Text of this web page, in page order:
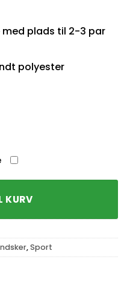
plads til 2-3 par
polyester
KURV
,Sport